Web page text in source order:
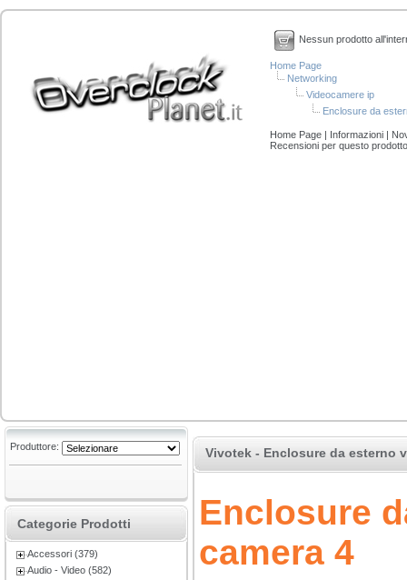
Nessun prodotto
Home Page
Networking
Videocamere ip
Enclosure da
Home Page | Informazioni |
Recensioni per questo
Produttore:
Categorie Prodotti
Accessori (379)
Audio - Video (582)
Vivotek - Enclosure da esterno
Enclosure
camera 4